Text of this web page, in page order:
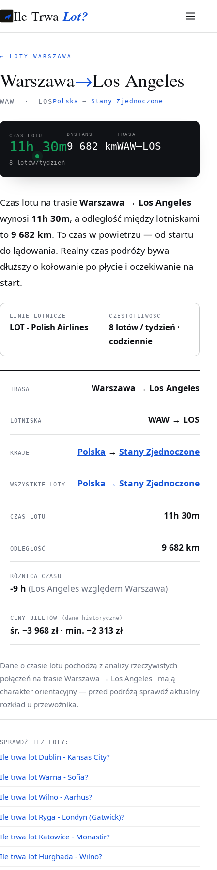
Ile TrwaLot?
← LOTY WARSZAWA
Warszawa→Los Angeles
WAW · LOS Polska → Stany Zjednoczone
CZAS LOTU
11h 30m
DYSTANS
9 682 km
TRASA
WAW–LOS
8 lotów/tydzień
Czas lotu na trasie Warszawa → Los Angeles
wynosi 11h 30m, a odległość między lotniskami
to 9 682 km. To czas w powietrzu — od startu
do lądowania. Realny czas podróży bywa
dłuższy o kołowanie po płycie i oczekiwanie na
start.
LINIE LOTNICZE
LOT - Polish Airlines
CZĘSTOTLIWOŚĆ
8 lotów / tydzień ·
codziennie
TRASA Warszawa → Los Angeles
LOTNISKA WAW → LOS
KRAJE Polska →Stany Zjednoczone
WSZYSTKIE LOTY Polska → Stany Zjednoczone
CZAS LOTU 11h 30m
ODLEGŁOŚĆ 9 682 km
RÓŻNICA CZASU
-9 h (Los Angeles względem Warszawa)
CENY BILETÓW (dane historyczne)
śr. ~3 968 zł · min. ~2 313 zł
Dane o czasie lotu pochodzą z analizy rzeczywistych
połączeń na trasie Warszawa → Los Angeles i mają
charakter orientacyjny — przed podróżą sprawdź aktualny
rozkład u przewoźnika.
SPRAWDŹ TEŻ LOTY:
Ile trwa lot Dublin - Kansas City?
Ile trwa lot Warna - Sofia?
Ile trwa lot Wilno - Aarhus?
Ile trwa lot Ryga - Londyn (Gatwick)?
Ile trwa lot Katowice - Monastir?
Ile trwa lot Hurghada - Wilno?